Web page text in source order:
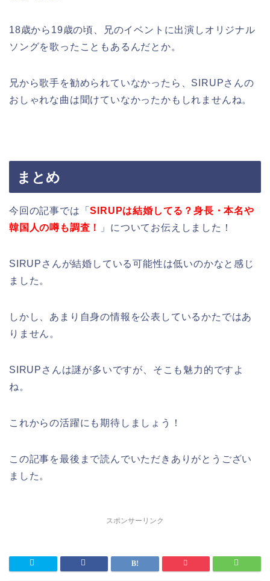
18歳から19歳の頃、兄のイベントに出演しオリジナル
ソングを歌ったこともあるんだとか。
兄から歌手を勧められていなかったら、SIRUPさんの
おしゃれな曲は聞けていなかったかもしれませんね。
まとめ
今回の記事では「SIRUPは結婚してる？身長・本名や
韓国人の噂も調査！
」についてお伝えしました！
SIRUPさんが結婚している可能性は低いのかなと感じ
ました。
しかし、あまり自身の情報を公表しているかたではあ
りません。
SIRUPさんは謎が多いですが、そこも魅力的ですよ
ね。
これからの活躍にも期待しましょう！
この記事を最後まで読んでいただきありがとうござい
ました。
スポンサーリンク